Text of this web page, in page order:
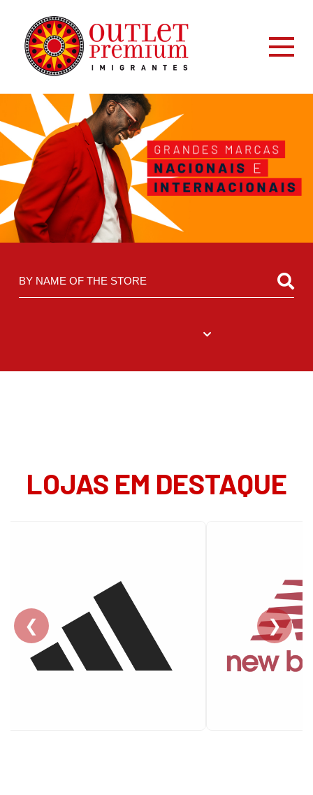
LOJAS EM DESTAQUE
❮ ❯